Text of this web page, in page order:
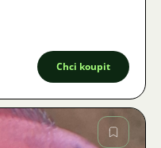
Chci koupit